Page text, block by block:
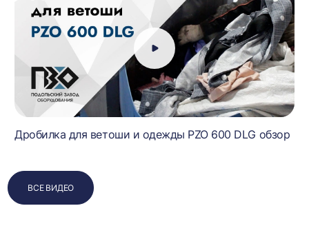
Дробилка для ветоши и одежды PZO 600 DLG обзор
ВСЕ ВИДЕО